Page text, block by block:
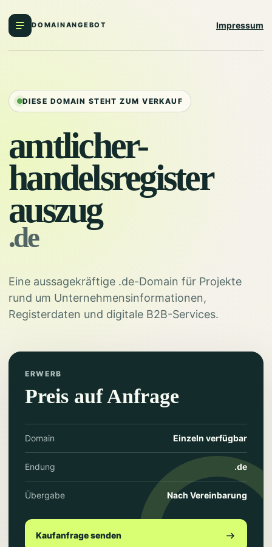
DOMAINANGEBOT Impressum
DIESE DOMAIN STEHT ZUM VERKAUF
amtlicher-
handelsregister
auszug
.de
Eine aussagekräftige .de-Domain für Projekte
rund um Unternehmensinformationen,
Registerdaten und digitale B2B-Services.
ERWERB
Preis auf Anfrage
Domain Einzeln verfügbar
Endung .de
Übergabe Nach Vereinbarung
Kaufanfrage senden